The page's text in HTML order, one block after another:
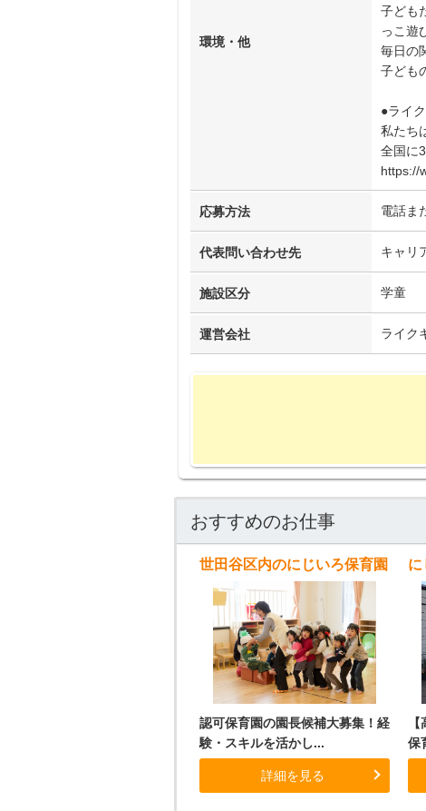
環境・他
子ども
っこ
毎日の
子ども
●ライ
私たち
全国に
https://
応募方法 電話ま
代表問い合わせ先 キャリ
施設区分 学童
運営会社 ライク
おすすめのお仕事
世田谷区内のにじいろ保育園
認可保育園の園長候補大募集！経
験・スキルを活かし...
詳細を見る
に
保